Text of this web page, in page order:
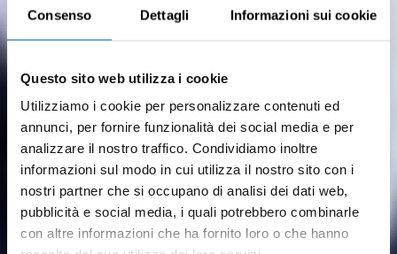
Consenso Dettagli Informazioni sui cookie
Questo sito web utilizza i cookie
Utilizziamo i cookie per personalizzare contenuti ed
annunci, per fornire funzionalità dei social media e per
analizzare il nostro traffico. Condividiamo inoltre
informazioni sul modo in cui utilizza il nostro sito con i
nostri partner che si occupano di analisi dei dati web,
pubblicità e social media, i quali potrebbero combinarle
con altre informazioni che ha fornito loro o che hanno